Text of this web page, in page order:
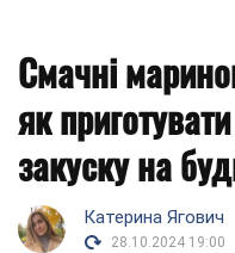
Смачні
як
закуску на
Катерина Ягович
28.10.2024 19:00